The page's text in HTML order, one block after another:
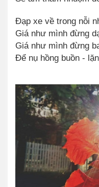
Đạp xe về trong nỗi
Giá như mình đừng
Giá như mình đừng
Để nụ hồng buồn -